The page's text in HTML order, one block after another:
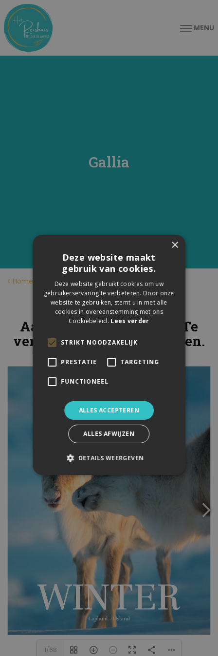
MENU
Gallia
Home
Winter
Aanbod voor 2024-2025. Te
verkrijgen in onze kantoren.
1/68
×
Deze website maakt
gebruik van cookies.
Deze website gebruikt cookies om uw
gebruikerservaring te verbeteren. Door onze
website te gebruiken, stemt u in met alle
cookies in overeenstemming met ons
Cookiebeleid. Lees verder
STRIKT NOODZAKELIJK
PRESTATIE TARGETING
FUNCTIONEEL
ALLES ACCEPTEREN
ALLES AFWIJZEN
DETAILS WEERGEVEN